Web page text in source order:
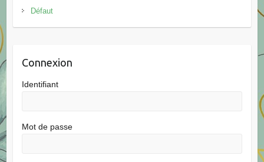
Défaut
Connexion
Identifiant
Mot de passe